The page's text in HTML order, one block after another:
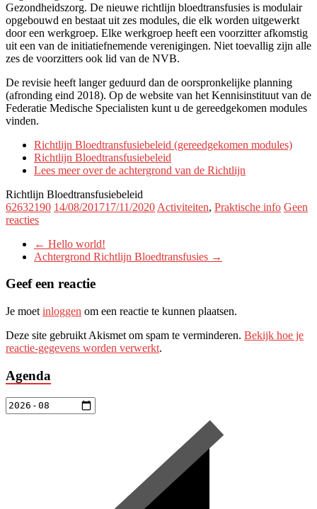
Gezondheidszorg. De nieuwe richtlijn bloedtransfusies is modulair
opgebouwd en bestaat uit zes modules, die elk worden uitgewerkt
door een werkgroep. Elke werkgroep heeft een voorzitter afkomstig
uit een van de initiatiefnemende verenigingen. Niet toevallig zijn alle
zes de voorzitters ook lid van de NVB.
De revisie heeft langer geduurd dan de oorspronkelijke planning
(afronding eind 2018). Op de website van het Kennisinstituut van de
Federatie Medische Specialisten kunt u de gereedgekomen modules
vinden.
Richtlijn Bloedtransfusiebeleid (gereedgekomen modules)
Richtlijn Bloedtransfusiebeleid
Lees meer over de achtergrond van de Richtlijn
Richtlijn Bloedtransfusiebeleid
62632190 14/08/201717/11/2020 Activiteiten, Praktische info Geen
reacties
← Hello world!
Achtergrond Richtlijn Bloedtransfusies →
Geef een reactie
Je moet inloggen om een reactie te kunnen plaatsen.
Deze site gebruikt Akismet om spam te verminderen. Bekijk hoe je
reactie-gegevens worden verwerkt.
Agenda